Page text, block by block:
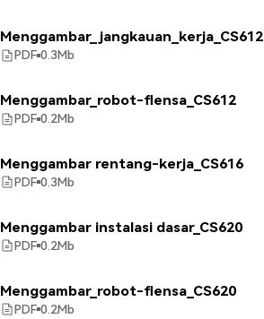
Menggambar_jangkauan_kerja_CS612
PDF 0.3Mb
Menggambar_robot-flensa_CS612
PDF 0.2Mb
Menggambar rentang-kerja_CS616
PDF 0.3Mb
Menggambar instalasi dasar_CS620
PDF 0.2Mb
Menggambar_robot-flensa_CS620
PDF 0.2Mb